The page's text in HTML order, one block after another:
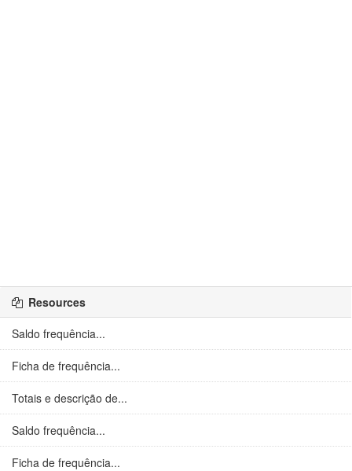
Resources
Saldo frequência...
Ficha de frequência...
Totais e descrição de...
Saldo frequência...
Ficha de frequência...